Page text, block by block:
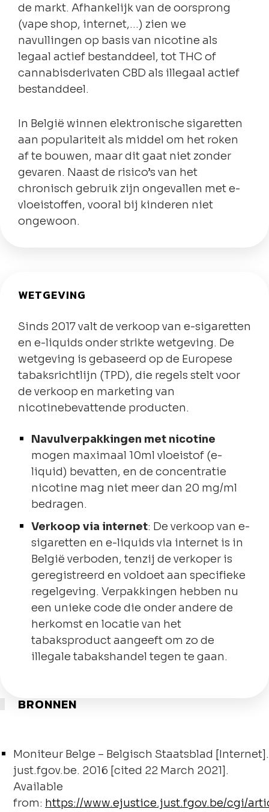
de markt. Afhankelijk van de oorsprong
(vape shop, internet,…) zien we
navullingen op basis van nicotine als
legaal actief bestanddeel, tot THC of
cannabisderivaten CBD als illegaal actief
bestanddeel.
In België winnen elektronische sigaretten
aan populariteit als middel om het roken
af te bouwen, maar dit gaat niet zonder
gevaren. Naast de risico’s van het
chronisch gebruik zijn ongevallen met e-
vloeistoffen, vooral bij kinderen niet
ongewoon.
WETGEVING
Sinds 2017 valt de verkoop van e-sigaretten
en e-liquids onder strikte wetgeving. De
wetgeving is gebaseerd op de Europese
tabaksrichtlijn (TPD), die regels stelt voor
de verkoop en marketing van
nicotinebevattende producten.
Navulverpakkingen met nicotine
mogen maximaal 10ml vloeistof (e-
liquid) bevatten, en de concentratie
nicotine mag niet meer dan 20 mg/ml
bedragen.
Verkoop via internet: De verkoop van e-
sigaretten en e-liquids via internet is in
België verboden, tenzij de verkoper is
geregistreerd en voldoet aan specifieke
regelgeving. Verpakkingen hebben nu
een unieke code die onder andere de
herkomst en locatie van het
tabaksproduct aangeeft om zo de
illegale tabakshandel tegen te gaan.
BRONNEN
Moniteur Belge – Belgisch Staatsblad [Internet].
just.fgov.be. 2016 [cited 22 March 2021].
Available
from: https://www.ejustice.just.fgov.be/cgi/